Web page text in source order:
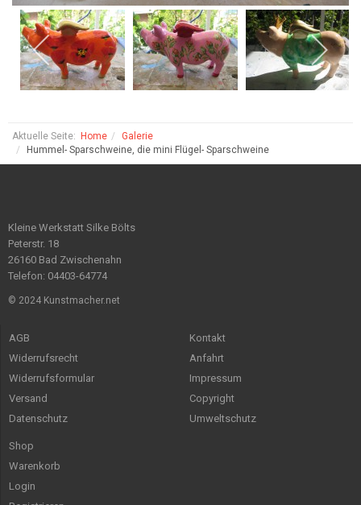
Aktuelle Seite: Home
Galerie
Hummel- Sparschweine, die mini Flügel- Sparschweine
Kleine Werkstatt Silke Bölts
Peterstr. 18
26160 Bad Zwischenahn
Telefon: 04403-64774
© 2024 Kunstmacher.net
AGB
Widerrufsrecht
Widerrufsformular
Versand
Datenschutz
Kontakt
Anfahrt
Impressum
Copyright
Umweltschutz
Shop
Warenkorb
Login